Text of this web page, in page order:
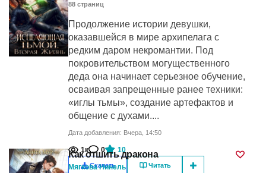
88 cтраниц
Продолжение истории девушки,
оказавшейся в мире архипелага с
редким даром некромантии. Под
покровительством могущественного
деда она начинает серьезное обучение,
осваивая запрещенные ранее техники:
«иглы тьмы», создание артефактов и
общение с духами....
Дата добавления: Вчера, 14:50
1к 0 10
Скачать Читать
Как отшить дракона
Мягкова Нинель